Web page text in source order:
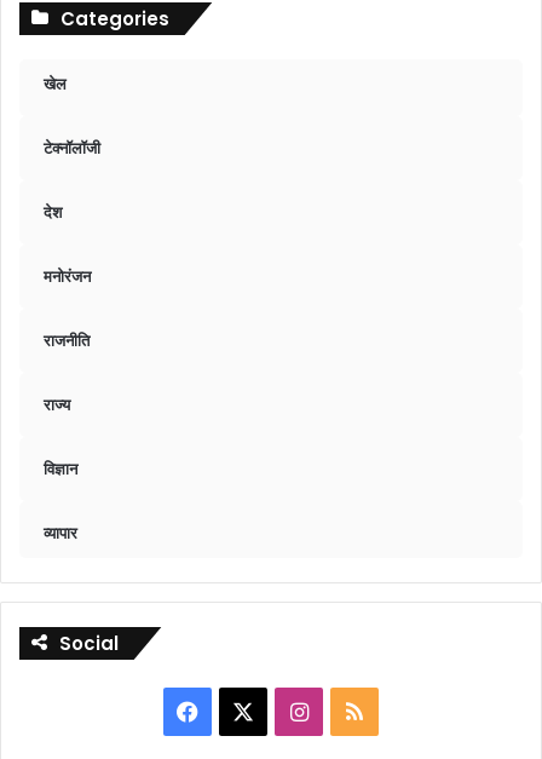
Categories
खेल
टेक्नॉलॉजी
देश
मनोरंजन
राजनीति
राज्य
विज्ञान
व्यापार
Social
Facebook Instagram
RSS